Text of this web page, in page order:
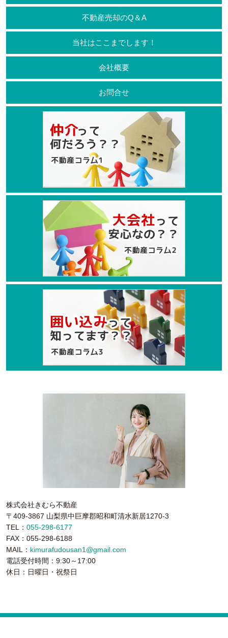
不動産売却のQ＆A
当社はここまでします！
会社概要
お問合せ
株式会社きむら不動産
〒409-3867 山梨県中巨摩郡昭和町清水新居1270-3
TEL： 055-298-6177
FAX：055-298-6188
MAIL： kimurafudousan1@gmail.com
電話受付時間：9:30～17:00
休日：日曜日・祝祭日